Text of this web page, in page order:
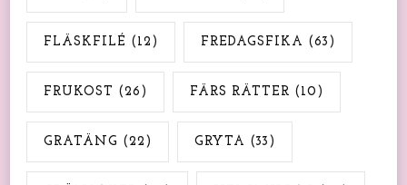
FLÄSKFILÉ (12) FREDAGSFIKA (63)
FRUKOST (26) FÄRS RÄTTER (10)
GRATÄNG (22) GRYTA (33)